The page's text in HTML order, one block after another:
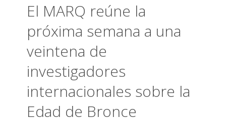
El MARQ reúne la
próxima semana a una
veintena de
investigadores
internacionales sobre la
Edad de Bronce